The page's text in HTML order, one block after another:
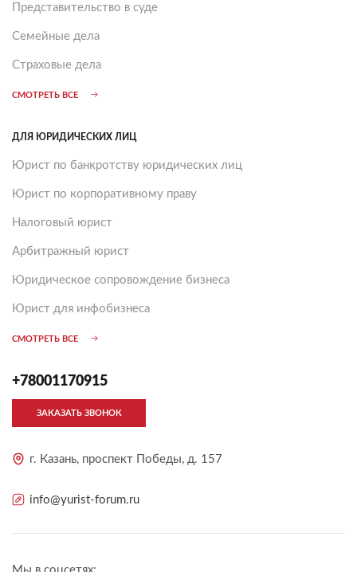
Представительство в суде
Семейные дела
Страховые дела
СМОТРЕТЬ ВСЕ
ДЛЯ ЮРИДИЧЕСКИХ ЛИЦ
Юрист по банкротству юридических лиц
Юрист по корпоративному праву
Налоговый юрист
Арбитражный юрист
Юридическое сопровождение бизнеса
Юрист для инфобизнеса
СМОТРЕТЬ ВСЕ
+78001170915
ЗАКАЗАТЬ ЗВОНОК
г. Казань, проспект Победы, д. 157
info@yurist-forum.ru